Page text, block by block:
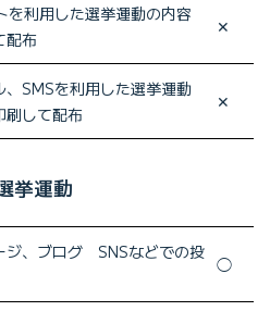
を利用した選挙運動の内容
配布
✕
、SMSを利用した選挙運動
刷して配布
✕
挙運動
ジ、ブログ SNSなどでの投
◯